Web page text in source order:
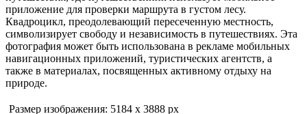
Размер изображения: 5184 x 3888 px